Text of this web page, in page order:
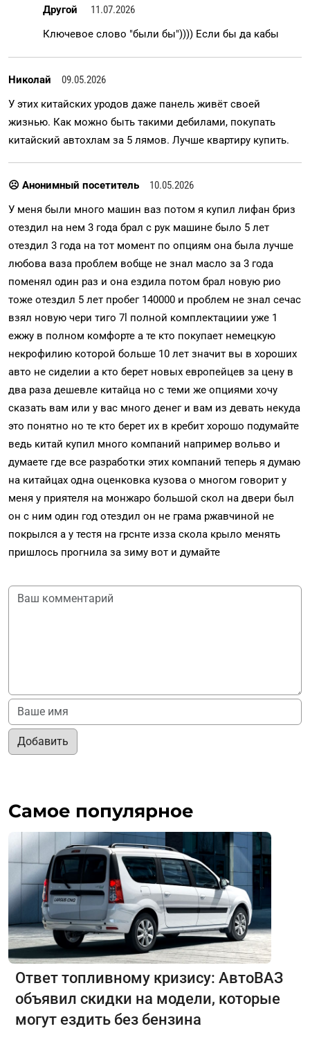
Другой
11.07.2026
Ключевое слово "были бы")))) Если бы да кабы
Николай
09.05.2026
У этих китайских уродов даже панель живёт своей
жизнью. Как можно быть такими дебилами, покупать
китайский автохлам за 5 лямов. Лучше квартиру купить.
☹ Анонимный посетитель
10.05.2026
У меня были много машин ваз потом я купил лифан бриз
отездил на нем 3 года брал с рук машине было 5 лет
отездил 3 года на тот момент по опциям она была лучше
любова ваза проблем вобще не знал масло за 3 года
поменял один раз и она ездила потом брал новую рио
тоже отездил 5 лет пробег 140000 и проблем не знал сечас
взял новую чери тиго 7l полной комплектациии уже 1
ежжу в полном комфорте а те кто покупает немецкую
некрофилию которой больше 10 лет значит вы в хороших
авто не сиделии а кто берет новых европейцев за цену в
два раза дешевле китайца но с теми же опциями хочу
сказать вам или у вас много денег и вам из девать некуда
это понятно но те кто берет их в кребит хорошо подумайте
ведь китай купил много компаний например вольво и
думаете где все разработки этих компаний теперь я думаю
на китайцах одна оценковка кузова о многом говорит у
меня у приятеля на монжаро большой скол на двери был
он с ним один год отездил он не грама ржавчиной не
покрылся а у тестя на грснте изза скола крыло менять
пришлось прогнила за зиму вот и думайте
Добавить
Самое популярное
Ответ топливному кризису: АвтоВАЗ
объявил скидки на модели, которые
могут ездить без бензина